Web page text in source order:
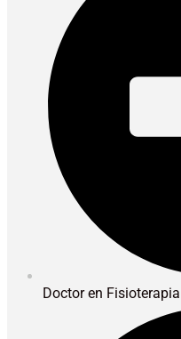
Doctor en Fisioterapia